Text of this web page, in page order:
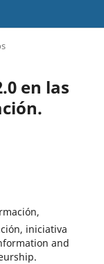
en las
iniciativa
and